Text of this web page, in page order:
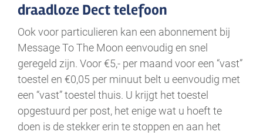
draadloze Dect telefoon
Ook voor particulieren kan een abonnement bij
Message To The Moon eenvoudig en snel
geregeld zijn. Voor €5,- per maand voor een “vast”
toestel en €0,05 per minuut belt u eenvoudig met
een “vast” toestel thuis. U krijgt het toestel
opgestuurd per post, het enige wat u hoeft te
doen is de stekker erin te stoppen en aan het